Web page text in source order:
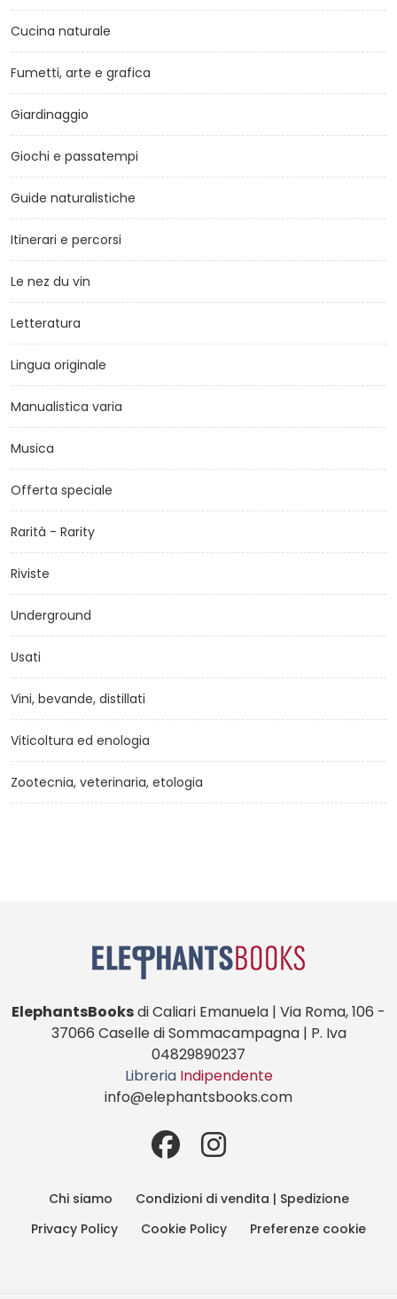
Cucina naturale
Fumetti, arte e grafica
Giardinaggio
Giochi e passatempi
Guide naturalistiche
Itinerari e percorsi
Le nez du vin
Letteratura
Lingua originale
Manualistica varia
Musica
Offerta speciale
Rarità - Rarity
Riviste
Underground
Usati
Vini, bevande, distillati
Viticoltura ed enologia
Zootecnia, veterinaria, etologia
ElephantsBooksdi Caliari Emanuela | Via Roma, 106 -
37066 Caselle di Sommacampagna | P. Iva
04829890237
Libreria Indipendente
info@elephantsbooks.com
Chi siamo
Condizioni di vendita | Spedizione
Privacy Policy
Cookie Policy Preferenze cookie